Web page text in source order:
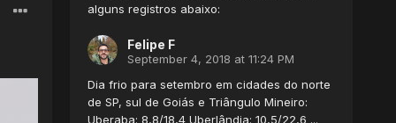
alguns registros abaixo:
Felipe F
September 4, 2018 at 11:24 PM
Dia frio para setembro em cidades do norte
de SP, sul de Goiás e Triângulo Mineiro:
Uberaba: 8,8/18,4 Uberlândia: 10,5/22,6 ...